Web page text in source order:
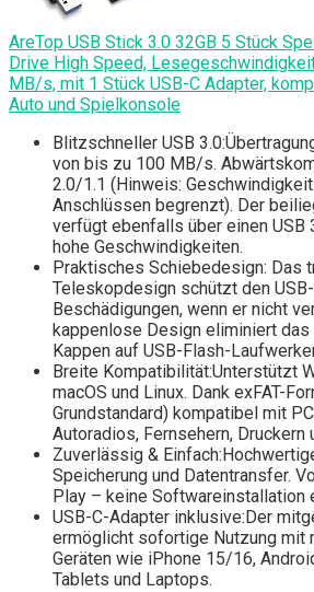
AreTop USB Stick 3.0 32GB 5 Stück
Drive High Speed,
MB/s, mit 1 Stück USB-C Adapter,
Auto und Spielkonsole
Blitzschneller USB
von bis zu 100 MB/s.
2.0/1.1 (Hinweis:
Anschlüssen begrenzt). Der
verfügt ebenfalls über einen USB
hohe Geschwindigkeiten.
Praktisches Schiebedesign: Das
Teleskopdesign schützt den
Beschädigungen, wenn er nicht
kappenlose Design eliminiert
Kappen auf USB-Flash-
Breite Kompatibilität:Unterstützt
macOS und Linux. Dank exFAT-
Grundstandard) kompatibel mit
Autoradios, Fernsehern, Druckern
Zuverlässig &
Speicherung und Datentransfer.
Play – keine Softwareinstallation
USB-C-Adapter inklusive:Der
ermöglicht sofortige Nutzung mit
Geräten wie iPhone 15/16,
Tablets und Laptops.